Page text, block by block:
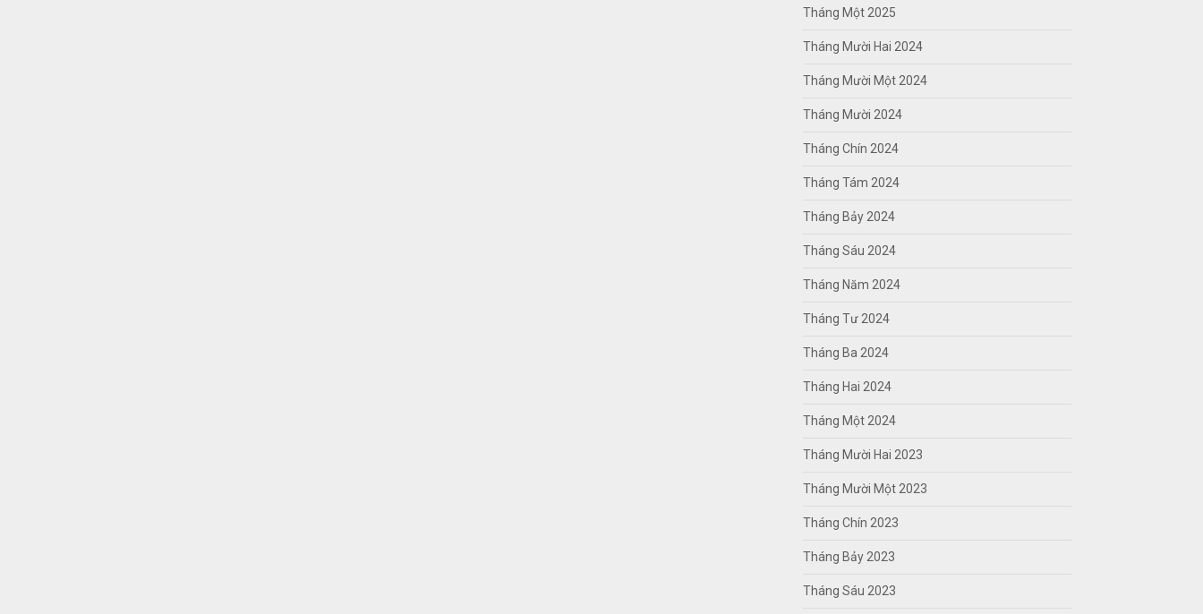
Tháng Một 2025
Tháng Mười Hai 2024
Tháng Mười Một 2024
Tháng Mười 2024
Tháng Chín 2024
Tháng Tám 2024
Tháng Bảy 2024
Tháng Sáu 2024
Tháng Năm 2024
Tháng Tư 2024
Tháng Ba 2024
Tháng Hai 2024
Tháng Một 2024
Tháng Mười Hai 2023
Tháng Mười Một 2023
Tháng Chín 2023
Tháng Bảy 2023
Tháng Sáu 2023